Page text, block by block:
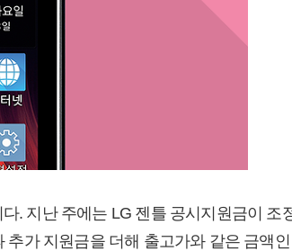
. 지난 주에는 LG 젠틀 공시지원금이 조
추가 지원금을 더해 출고가와 같은 금액인